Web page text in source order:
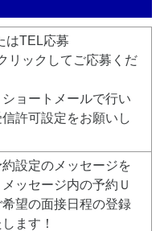
はTEL応募
リックしてご応募くだ
ョートメールで行い
許可設定をお願いし
設定のメッセージを
ッセージ内の予約Ｕ
希望の面接日程の登録
ます！